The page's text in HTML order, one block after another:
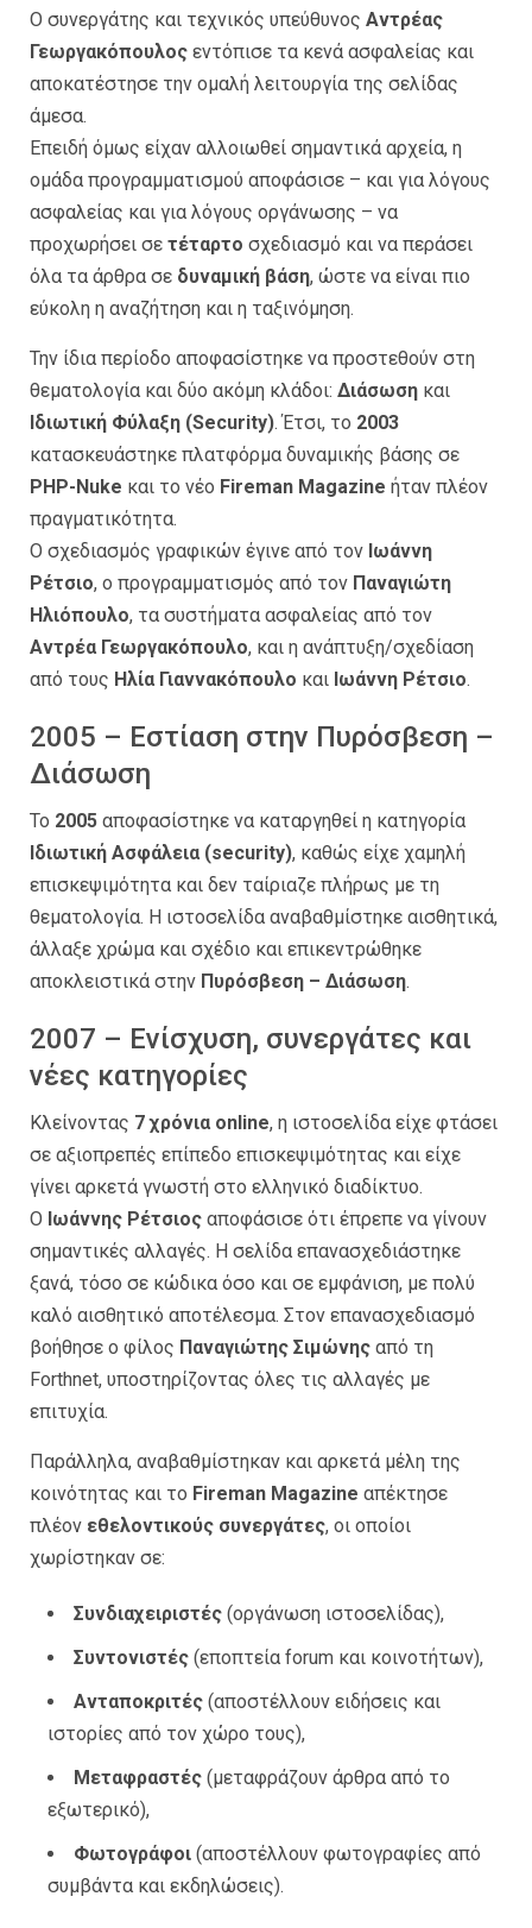
Ο συνεργάτης και τεχνικός υπεύθυνος Αντρέας
Γεωργακόπουλος εντόπισε τα κενά ασφαλείας και
αποκατέστησε την ομαλή λειτουργία της σελίδας
άμεσα.
Επειδή όμως είχαν αλλοιωθεί σημαντικά αρχεία, η
ομάδα προγραμματισμού αποφάσισε – και για λόγους
ασφαλείας και για λόγους οργάνωσης – να
προχωρήσει σε τέταρτο σχεδιασμό και να περάσει
όλα τα άρθρα σε δυναμική βάση, ώστε να είναι πιο
εύκολη η αναζήτηση και η ταξινόμηση.
Την ίδια περίοδο αποφασίστηκε να προστεθούν στη
θεματολογία και δύο ακόμη κλάδοι: Διάσωση και
Ιδιωτική Φύλαξη (Security). Έτσι, το 2003
κατασκευάστηκε πλατφόρμα δυναμικής βάσης σε
PHP-Nuke και το νέο Fireman Magazine ήταν πλέον
πραγματικότητα.
Ο σχεδιασμός γραφικών έγινε από τον Ιωάννη
Ρέτσιο, ο προγραμματισμός από τον Παναγιώτη
Ηλιόπουλο, τα συστήματα ασφαλείας από τον
Αντρέα Γεωργακόπουλο, και η ανάπτυξη/σχεδίαση
από τους Ηλία Γιαννακόπουλο και Ιωάννη Ρέτσιο.
2005 – Εστίαση στην Πυρόσβεση –
Διάσωση
Το 2005 αποφασίστηκε να καταργηθεί η κατηγορία
Ιδιωτική Ασφάλεια (security), καθώς είχε χαμηλή
επισκεψιμότητα και δεν ταίριαζε πλήρως με τη
θεματολογία. Η ιστοσελίδα αναβαθμίστηκε αισθητικά,
άλλαξε χρώμα και σχέδιο και επικεντρώθηκε
αποκλειστικά στην Πυρόσβεση – Διάσωση.
2007 – Ενίσχυση, συνεργάτες και
νέες κατηγορίες
Κλείνοντας 7 χρόνια online, η ιστοσελίδα είχε φτάσει
σε αξιοπρεπές επίπεδο επισκεψιμότητας και είχε
γίνει αρκετά γνωστή στο ελληνικό διαδίκτυο.
Ο Ιωάννης Ρέτσιος αποφάσισε ότι έπρεπε να γίνουν
σημαντικές αλλαγές. Η σελίδα επανασχεδιάστηκε
ξανά, τόσο σε κώδικα όσο και σε εμφάνιση, με πολύ
καλό αισθητικό αποτέλεσμα. Στον επανασχεδιασμό
βοήθησε ο φίλος Παναγιώτης Σιμώνης από τη
Forthnet, υποστηρίζοντας όλες τις αλλαγές με
επιτυχία.
Παράλληλα, αναβαθμίστηκαν και αρκετά μέλη της
κοινότητας και το Fireman Magazine απέκτησε
πλέον εθελοντικούς συνεργάτες, οι οποίοι
χωρίστηκαν σε:
Συνδιαχειριστές (οργάνωση ιστοσελίδας),
Συντονιστές (εποπτεία forum και κοινοτήτων),
Ανταποκριτές (αποστέλλουν ειδήσεις και
ιστορίες από τον χώρο τους),
Μεταφραστές (μεταφράζουν άρθρα από το
εξωτερικό),
Φωτογράφοι (αποστέλλουν φωτογραφίες από
συμβάντα και εκδηλώσεις).